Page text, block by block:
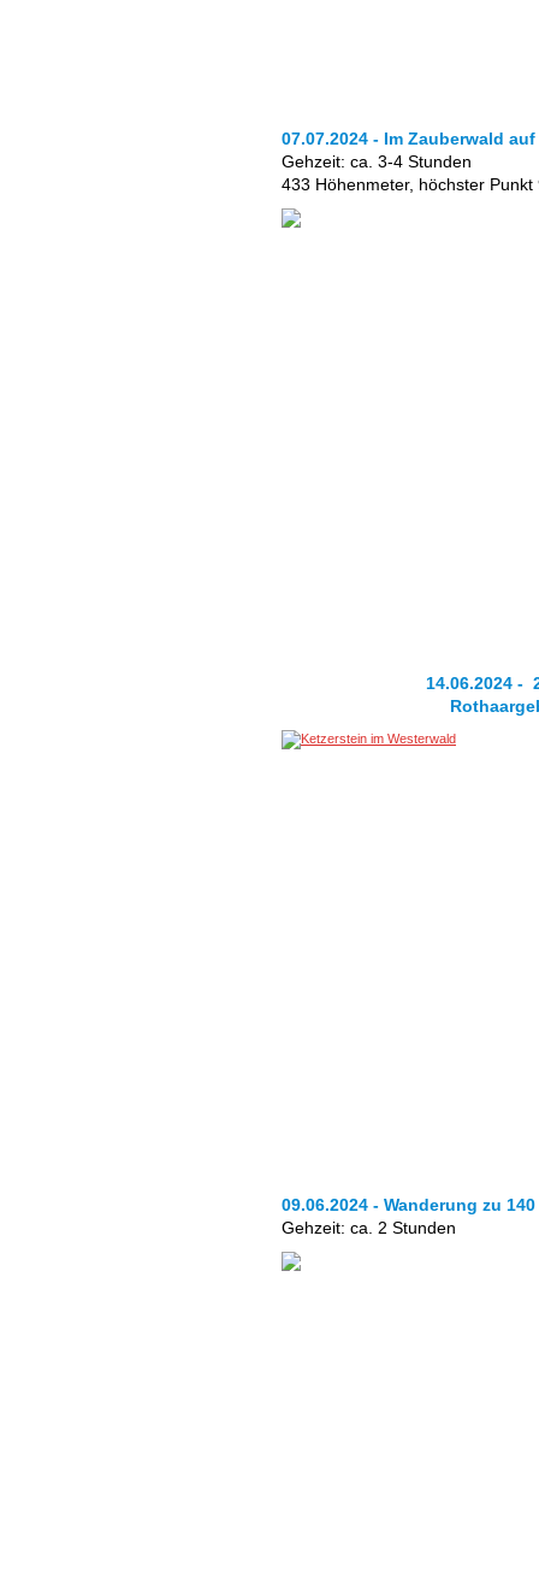
07.07.2024 - Im Zauberwald
Gehzeit: ca. 3-4 Stunden
433 Höhenmeter, höchster Punkt
14.06.2024 -
09.06.2024 - Wanderung zu
Gehzeit: ca. 2 Stunden